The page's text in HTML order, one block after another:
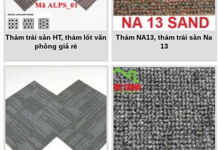
Thảm trải sàn HT, thảm lót văn
phòng giá rẻ
Thảm NA13, thảm trải sàn Na
13